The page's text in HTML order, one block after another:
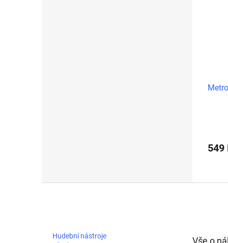
549
Hudební nástroje
Vše o